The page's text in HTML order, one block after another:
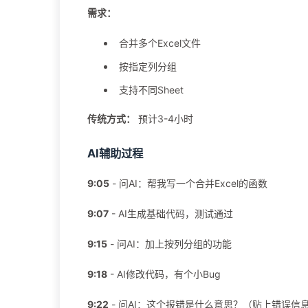
需求：
合并多个Excel文件
按指定列分组
支持不同Sheet
传统方式： 预计3-4小时
AI辅助过程
9:05 - 问AI：帮我写一个合并Excel的函数
9:07 - AI生成基础代码，测试通过
9:15 - 问AI：加上按列分组的功能
9:18 - AI修改代码，有个小Bug
9:22 - 问AI：这个报错是什么意思？（贴上错误信